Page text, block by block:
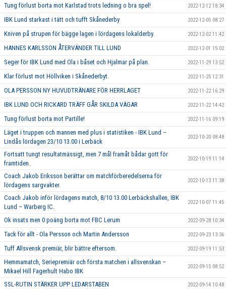
Tung förlust borta mot Karlstad trots ledning o bra spel! 2022-12-12 18:34
IBK Lund starkast i tätt och tufft Skånederby 2022-12-05 08:27
Kniven på strupen för bägge lagen i lördagens lokalderby. 2022-12-02 11:42
HANNES KARLSSON ÅTERVÄNDER TILL LUND 2022-12-01 15:02
Seger för IBK Lund med Ola i båset och Hjalmar på plan. 2022-11-29 13:52
Klar förlust mot Höllviken i Skånederbyt. 2022-11-25 12:31
OLA PERSSON NY HUVUDTRÄNARE FÖR HERRLAGET 2022-11-22 16:29
IBK LUND OCH RICKARD TRÄFF GÅR SKILDA VÄGAR 2022-11-22 14:42
Tung förlust borta mot Partille! 2022-11-16 09:19
Läget i truppen och mannen med plus i statistiken - IBK Lund –
Lindås lördagen 23/10 13.00 i Lerbäck
2022-10-20 08:48
Fortsatt tungt resultatmässigt, men 7 mål framåt bådar gott för
framtiden.
2022-10-19 11:14
Coach Jakob Eriksson berättar om matchförberedelserna för
lördagens sargvakter.
2022-10-13 11:38
Coach Jakob inför lördagens match, 8/10 13.00 Lerbäckshallen, IBK
Lund – Warberg IC.
2022-10-07 11:45
Ok insats men 0 poäng borta mot FBC Lerum 2022-09-28 10:34
Tack för allt - Ola Persson och Martin Andersson 2022-09-23 13:36
Tuff Allsvensk premiär, blir bättre eftersom. 2022-09-19 11:53
Hemmamatch, Seriepremiär och första matchen i allsvenskan –
Mikael Hill Fagerhult Habo IBK
2022-09-15 08:52
SSL-RUTIN STÄRKER UPP LEDARSTABEN 2022-09-14 10:48